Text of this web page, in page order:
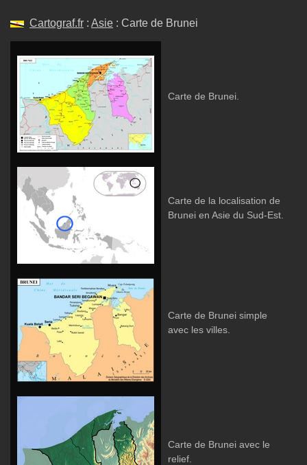
Cartograf.fr : Asie : Carte de Brunei
Carte de Brunei.
Carte de la localisation de
Brunei en Asie du Sud-Est.
Carte de Brunei simple
avec les villes.
Carte de Brunei avec le
relief.